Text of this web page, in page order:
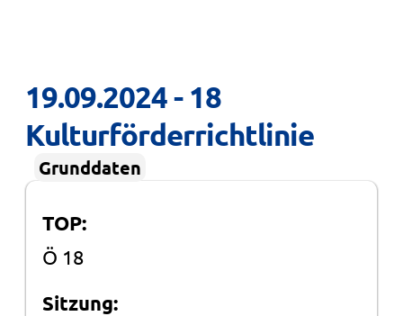
19.09.2024 - 18
Kulturförderrichtlinie
Grunddaten
TOP:
Ö 18
Sitzung: